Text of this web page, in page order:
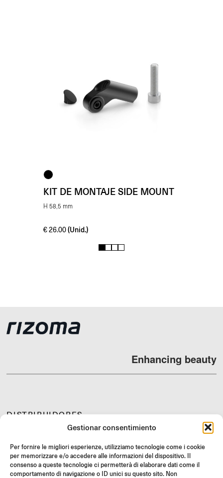
Gestionar consentimiento
Per fornire le migliori esperienze, utilizziamo tecnologie come i cookie
per memorizzare e/o accedere alle informazioni del dispositivo. Il
consenso a queste tecnologie ci permetterà di elaborare dati come il
comportamento di navigazione o ID unici su questo sito. Non
KIT DE MONTAJE SIDE MOUNT
H 58,5 mm
€26.00 (Unid.)
1 2 3 4
Enhancing beauty
DISTRIBUIDORES
SOPORTE Y FAQ
REVOLUCIONES
INSTRUCCIONES DE MONTAJE
GIFT CARD